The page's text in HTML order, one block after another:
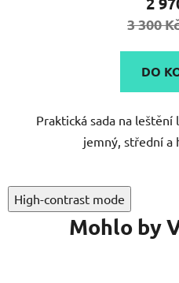
3 300
DO
Praktická sada na leštění
jemný, střední a
High-contrast mode
Mohlo by